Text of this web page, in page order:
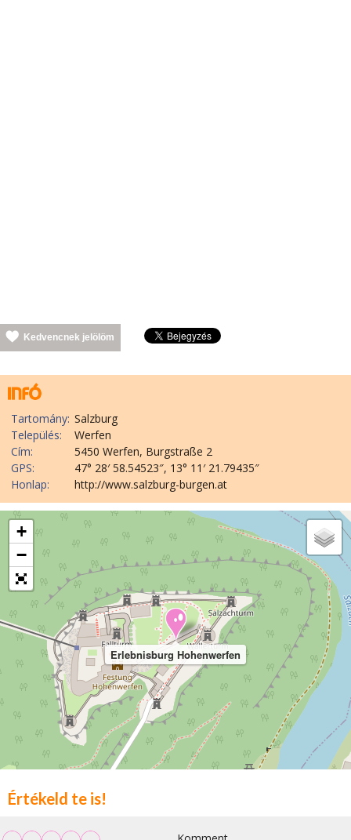
Kedvencnek jelölöm
Tartomány: Salzburg
Település:
Werfen
Cím:
5450 Werfen, Burgstraße 2
GPS:
47° 28′ 58.54523″, 13° 11′ 21.79435″
Honlap:
http://www.salzburg-burgen.at
Erlebnisburg Hohenwerfen
+
−
Értékeld te is!